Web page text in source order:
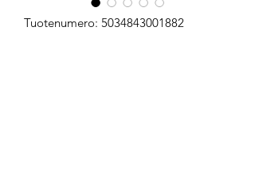
Tuotenumero: 5034843001882